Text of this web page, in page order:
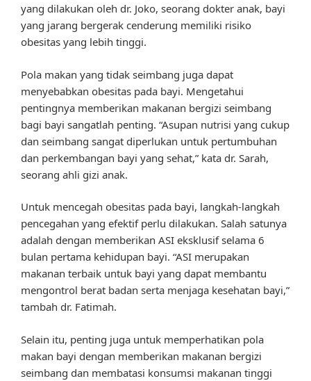
yang dilakukan oleh dr. Joko, seorang dokter anak, bayi
yang jarang bergerak cenderung memiliki risiko
obesitas yang lebih tinggi.
Pola makan yang tidak seimbang juga dapat
menyebabkan obesitas pada bayi. Mengetahui
pentingnya memberikan makanan bergizi seimbang
bagi bayi sangatlah penting. “Asupan nutrisi yang cukup
dan seimbang sangat diperlukan untuk pertumbuhan
dan perkembangan bayi yang sehat,” kata dr. Sarah,
seorang ahli gizi anak.
Untuk mencegah obesitas pada bayi, langkah-langkah
pencegahan yang efektif perlu dilakukan. Salah satunya
adalah dengan memberikan ASI eksklusif selama 6
bulan pertama kehidupan bayi. “ASI merupakan
makanan terbaik untuk bayi yang dapat membantu
mengontrol berat badan serta menjaga kesehatan bayi,”
tambah dr. Fatimah.
Selain itu, penting juga untuk memperhatikan pola
makan bayi dengan memberikan makanan bergizi
seimbang dan membatasi konsumsi makanan tinggi